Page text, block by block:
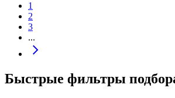
1
2
3
...
Быстрые фильтры